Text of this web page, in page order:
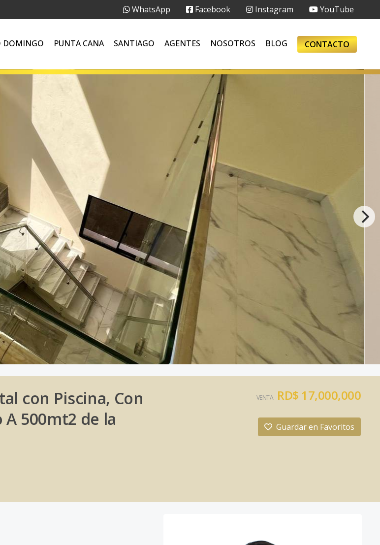
WhatsApp Facebook Instagram YouTube
DOMINGO PUNTA CANA SANTIAGO AGENTES NOSOTROS BLOG CONTACTO
con Piscina, Con
A 500mt2 de la
VENTA RD$ 17,000,000
Guardar en Favoritos